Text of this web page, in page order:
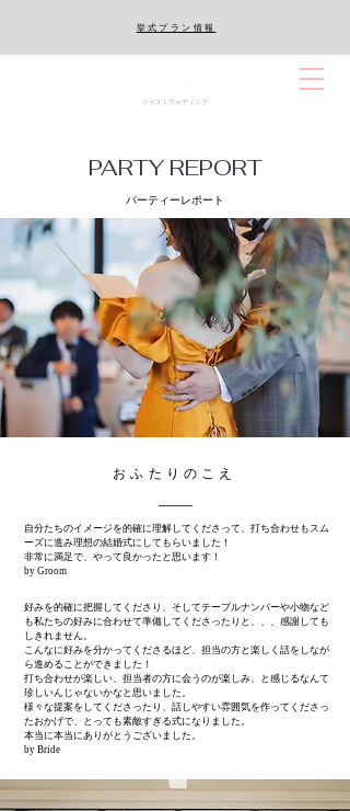
​挙式プラン情報
ジャストウェディング
PARTY REPORT
パーティーレポート
おふたりのこえ
自分たちのイメージを的確に理解してくださって、打ち合わせもスム
ーズに進み理想の結婚式にしてもらいました！
非常に満足で、やって良かったと思います！
by Groom
好みを的確に把握してくださり、そしてテーブルナンバーや小物など
も私たちの好みに合わせて準備してくださったりと、、、感謝しても
しきれません。
こんなに好みを分かってくださるほど、担当の方と楽しく話をしなが
ら進めることができました！
打ち合わせが楽しい、担当者の方に会うのが楽しみ、と感じるなんて
珍しいんじゃないかなと思いました。
様々な提案をしてくださったり、話しやすい雰囲気を作ってくださっ
たおかげで、とっても素敵すぎる式になりました。
本当に本当にありがとうございました。
by Bride